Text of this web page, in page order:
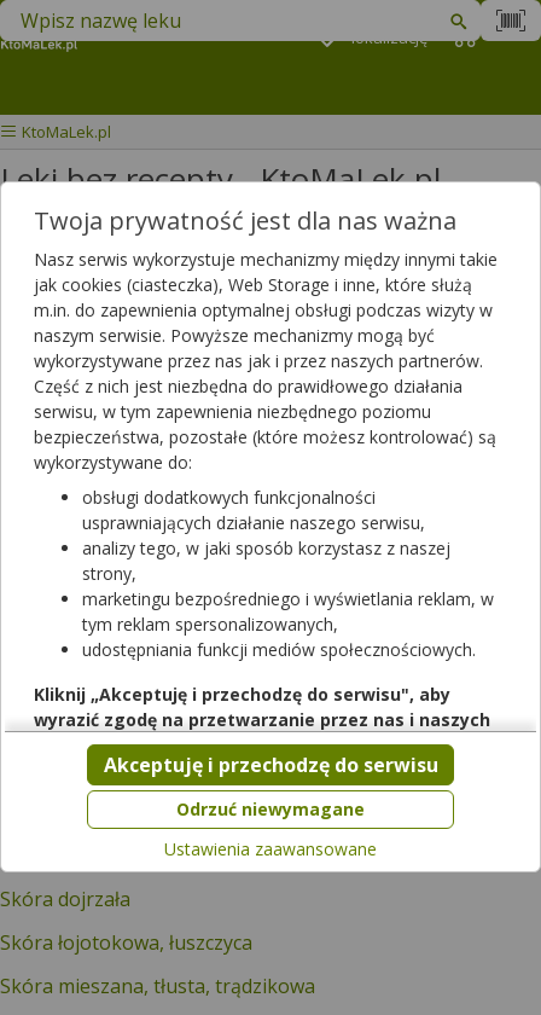
lokalizację
Znajdź lek w swojej okolicy
KtoMaLek.pl
Leki bez recepty - KtoMaLek.pl
Wybierz grupę produktów
Akcesoria/sprzęt medyczny
Ginekologia i menopauza
Jama ustna - pielęgnacja
Jama ustna - preparaty o działaniu
terapeutycznym
Kosmetyki i preparaty na problemy skórne
Grzybica
Medycyna estetyczna
Nieprzypisane
Pozostałe - kosmetyki
Skóra dojrzała
Skóra łojotokowa, łuszczyca
Skóra mieszana, tłusta, trądzikowa
Twoja prywatność jest dla nas ważna
Nasz serwis wykorzystuje mechanizmy między innymi takie
jak cookies (ciasteczka), Web Storage i inne, które służą
m.in. do zapewnienia optymalnej obsługi podczas wizyty w
naszym serwisie. Powyższe mechanizmy mogą być
wykorzystywane przez nas jak i przez naszych partnerów.
Część z nich jest niezbędna do prawidłowego działania
serwisu, w tym zapewnienia niezbędnego poziomu
bezpieczeństwa, pozostałe (które możesz kontrolować) są
wykorzystywane do:
obsługi dodatkowych funkcjonalności
usprawniających działanie naszego serwisu,
analizy tego, w jaki sposób korzystasz z naszej
strony,
marketingu bezpośredniego i wyświetlania reklam, w
tym reklam spersonalizowanych,
udostępniania funkcji mediów społecznościowych.
Kliknij „Akceptuję i przechodzę do serwisu", aby
wyrazić zgodę na przetwarzanie przez nas i naszych
partnerów Twoich danych w powyższych celach.
Pamiętaj, że wyrażenie zgody jest dobrowolne, a wyrażoną
zgodę możesz w każdej chwili cofnąć, możesz też wycofać
zgodę na przetwarzanie Twoich danych tylko w niektórych
celach. Jeżeli chcesz dowiedzieć się więcej lub chcesz
dokonać za pomocą „Ustawień zaawansowanych".
Więcej informacji na temat wykorzystywania narzędzi
Serwisu.
Odrzuć niewymagane
Akceptuję i przechodzę do serwisu
Ustawienia zaawansowane